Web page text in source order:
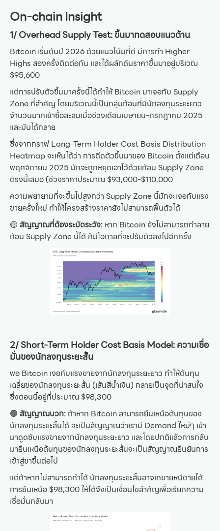
On-chain Insight
1/ Overhead Supply Test: ขึ้นมาทดสอบแนวต้าน
Bitcoin เริ่มต้นปี 2026 ด้วยแนวโน้มที่ดี มีการทำ Higher
Highs สองครั้งติดต่อกัน และได้ผลักดันราคาขึ้นมาอยู่บริเวณ
$95,600
แต่การปรับตัวขึ้นมาครั้งนี้ได้ทำให้ Bitcoin มาเจอกับ Supply
Zone ที่สำคัญ โดยบริเวณนี้เป็นกลุ่มก้อนที่มีนักลงทุนระยะยาว
จำนวนมากเข้าซื้อสะสมเมื่อช่วงเดือนเมษายน-กรกฎาคม 2025
และมันได้กลาย
ซึ่งจากกราฟ Long-Term Holder Cost Basis Distribution
Heatmap จะเห็นได้ว่า การดีดตัวขึ้นมาของ Bitcoin ตั้งแต่เดือน
พฤศจิกายน 2025 มักจะถูกหยุดเอาไว้ด้วยก้อน Supply Zone
ตรงนี้เสมอ (ช่วงราคาประมาณ $93,000-$110,000
ความพยายามที่จะขึ้นไปสูงกว่า Supply Zone นี้มักจะเจอกับแรง
ขายครั้งใหม่ ทำให้โครงสร้างราคายังไม่สามารถฟื้นตัวได้
🟡 สัญญาณที่ต้องระมัดระวัง: หาก Bitcoin ยังไม่สามารถทำลาย
ก้อน Supply Zone นี้ได้ ก็มีโอกาสที่จะปรับตัวลงไปอีกครั้ง
2/ Short-Term Holder Cost Basis Model: ความเชื่อ
มั่นของนักลงทุนระยะสั้น
พอ Bitcoin เจอกับแรงขายจากนักลงทุนระยะยาว ทำให้ต้นทุน
เฉลี่ยของนักลงทุนระยะสั้น (เส้นสีน้ำเงิน) กลายเป็นจุดที่น่าสนใจ
ซึ่งตอนนี้อยู่ที่ประมาณ $98,300
🟢 สัญญาณบวก: ถ้าหาก Bitcoin สามารถยืนเหนือต้นทุนของ
นักลงทุนระยะสั้นได้ จะเป้นสัญญาณว่าเรามี Demand ใหม่ๆ เข้า
มาดูดซับแรงขายจากนักลงทุนระยะยาว และโดยปกติแล้วการกลับ
มายืนเหนือต้นทุนของนักลงทุนระยะสั้นจะเป็นสัญญาณยืนยันการ
เข้าสู่ขาขึ้นต่อไป
แต่ถ้าหากไม่สามารถทำได้ นักลงทุนระยะสั้นอาจเทขายหนีตายได้
การยืนเหนือ $98,300 ให้ได้จึงเป็นเงื่อนไขสำคัญเพื่อเรียกความ
เชื่อมั่นกลับมา